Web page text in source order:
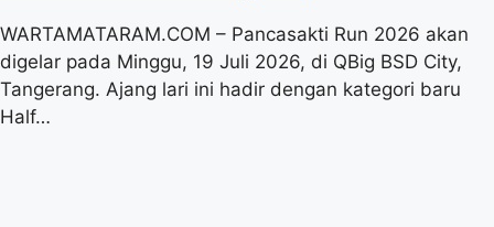
WARTAMATARAM.COM – Pancasakti Run 2026 akan
digelar pada Minggu, 19 Juli 2026, di QBig BSD City,
Tangerang. Ajang lari ini hadir dengan kategori baru
Half…